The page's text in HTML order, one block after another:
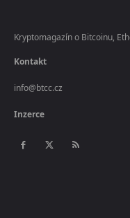
Kryptomagazín o Bitcoinu,
Kontakt
info@btcc.cz
Inzerce